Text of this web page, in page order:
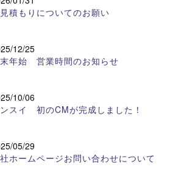
積もりについてのお願い
12/25
年始 営業時間のお知らせ
10/06
スイ 初のCMが完成しました！
05/29
ホームページお問い合わせについて